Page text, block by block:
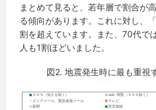
まとめて見ると、若年層で割合が
る傾向があります。これに対し、
割を超えています。また、70代で
人も1割ほどいました。
図2. 地震発生時に最も重視